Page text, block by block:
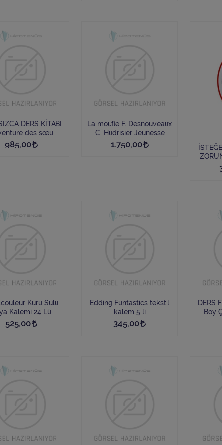
DERS KİTABI
des sœu
985,00
La moufle F. Desnouveaux
C. Hudrisier Jeunesse
1.750,00
Kuru Sulu
Kalemi 24 Lü
525,00
Edding Funtastics tekstil
kalem 5 li
345,00
DERS
Boy Çizgili